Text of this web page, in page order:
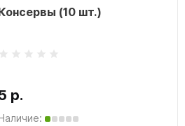
(10 шт.)
р.